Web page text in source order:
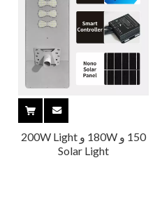
150 و 180W و 200W Light
Solar Light